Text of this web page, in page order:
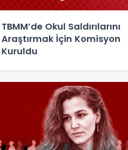
TBMM’de Okul Saldırılarını
Araştırmak İçin Komisyon
Kuruldu